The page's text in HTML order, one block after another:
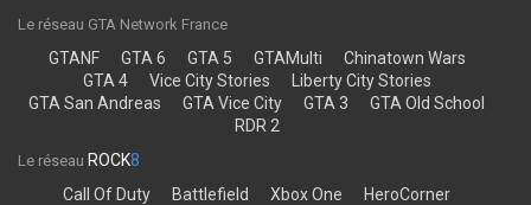
Le réseau GTA Network France
GTANF GTA 6 GTA 5 GTAMulti
Chinatown Wars
GTA 4
Vice City Stories
Liberty City Stories
GTA San Andreas
GTA Vice City GTA 3
GTA Old School
RDR 2
Le réseau ROCK8
Call Of Duty
Battlefield Xbox One HeroCorner